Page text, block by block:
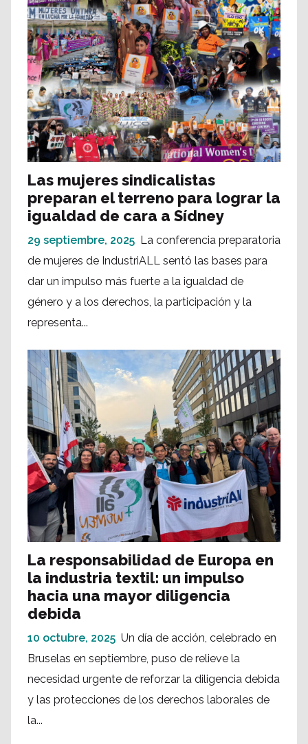
Las mujeres sindicalistas
preparan el terreno para lograr la
igualdad de cara a Sídney
29 septiembre, 2025 La conferencia preparatoria
de mujeres de IndustriALL sentó las bases para
dar un impulso más fuerte a la igualdad de
género y a los derechos, la participación y la
representa...
La responsabilidad de Europa en
la industria textil: un impulso
hacia una mayor diligencia
debida
10 octubre, 2025 Un día de acción, celebrado en
Bruselas en septiembre, puso de relieve la
necesidad urgente de reforzar la diligencia debida
y las protecciones de los derechos laborales de
la...